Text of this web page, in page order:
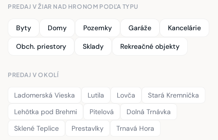
PREDAJ V ŽIAR NAD HRONOM PODĽA TYPU
Byty Domy Pozemky Garáže Kancelárie
Obch. priestory Sklady Rekreačné objekty
PREDAJ V OKOLÍ
Ladomerská Vieska Lutila Lovča
Stará Kremnička
Lehôtka pod Brehmi
Pitelová
Dolná Trnávka
Sklené Teplice
Prestavlky Trnavá Hora